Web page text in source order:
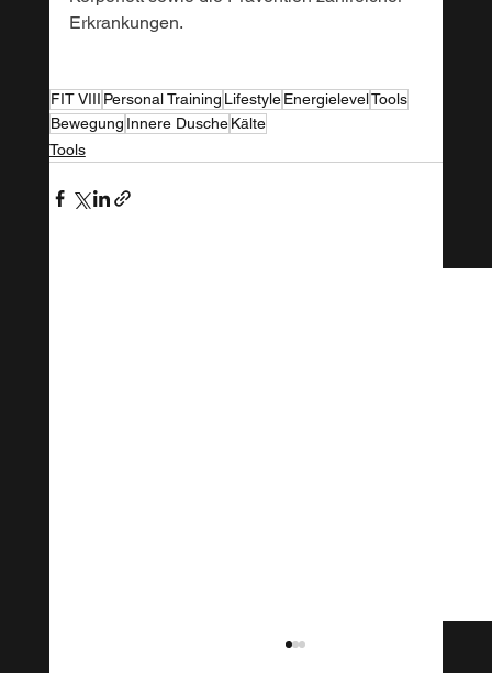
Erkrankungen.
FIT VIII Personal Training Lifestyle EnergielevelTools
Bewegung Innere Dusche Kälte
Tools